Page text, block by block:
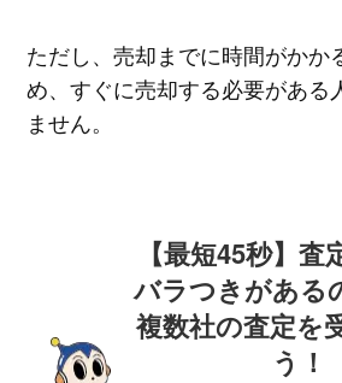
ただし、売却までに時間がかか
め、すぐに売却する必要がある
ません。
【最短45秒】
バラつきがある
複数社の査定を
う！